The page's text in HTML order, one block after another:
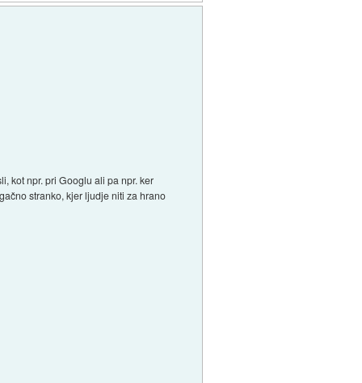
kot npr. pri Googlu ali pa npr. ker
stranko, kjer ljudje niti za hrano